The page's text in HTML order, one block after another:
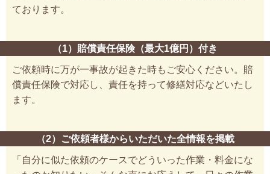
ております。
（1）賠償責任保険（最大1億円）付き
ご依頼時に万が一事故が起きた時もご安心ください。賠
償責任保険で対応し、責任を持って修繕対応などいたし
ます。
（2）ご依頼者様からいただいた全情報を掲載
「自分に似た依頼のケースでどういった作業・料金にな